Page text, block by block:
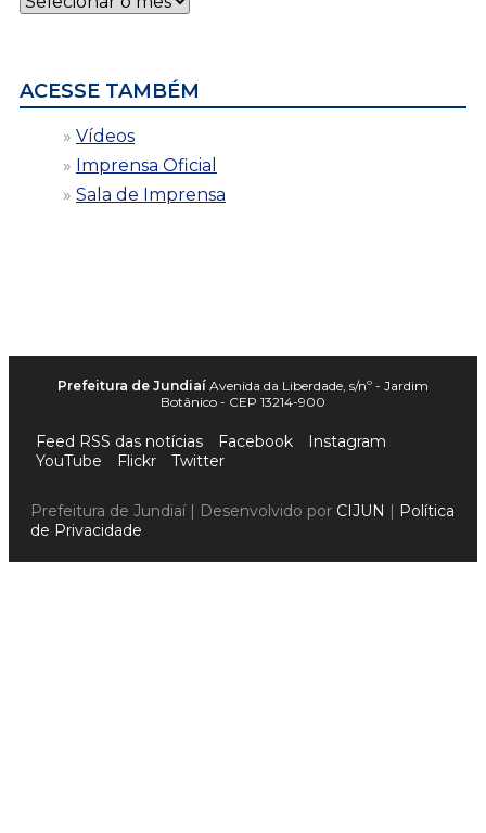
por
ACESSE TAMBÉM
Vídeos
Imprensa Oficial
Sala de Imprensa
Prefeitura de Jundiaí Avenida da Liberdade, s/nº - Jardim
Botânico - CEP 13214-900
Feed RSS das notícias Facebook
Instagram
YouTube
Flickr Twitter
Prefeitura de Jundiaí | Desenvolvido por CIJUN | Política
de Privacidade